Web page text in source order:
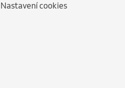
Nastavení cookies